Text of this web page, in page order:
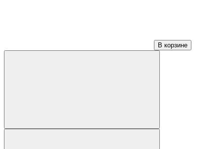
В корзине